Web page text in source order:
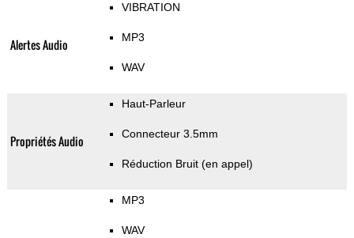
Alertes Audio
VIBRATION
MP3
WAV
Propriétés Audio
Haut-Parleur
Connecteur 3.5mm
Réduction Bruit (en appel)
MP3
WAV